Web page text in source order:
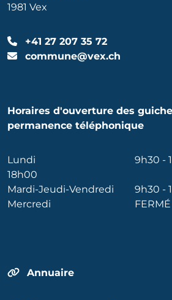
1981 Vex
+41 27 207 35 72
commune@vex.ch
Horaires d'ouverture des
permanence téléphonique
Lundi
9h30 -
18h00
Mardi-Jeudi-Vendredi
9h30 -
Mercredi
FERMÉ
Annuaire